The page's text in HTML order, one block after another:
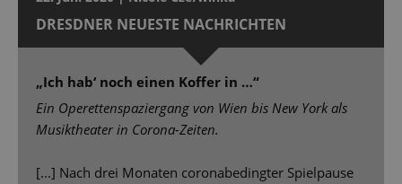
DRESDNER NEUESTE NACHRICHTEN
„Ich hab‘ noch einen Koffer in …“
Ein Operettenspaziergang von Wien bis New York als
Musiktheater in Corona-Zeiten.
[...] Nach drei Monaten coronabedingter Spielpause